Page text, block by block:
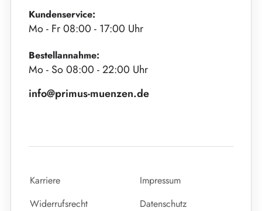
Kundenservice:
Mo - Fr 08:00 - 17:00 Uhr
Bestellannahme:
Mo - So 08:00 - 22:00 Uhr
info@primus-muenzen.de
Karriere
Impressum
Widerrufsrecht
Datenschutz